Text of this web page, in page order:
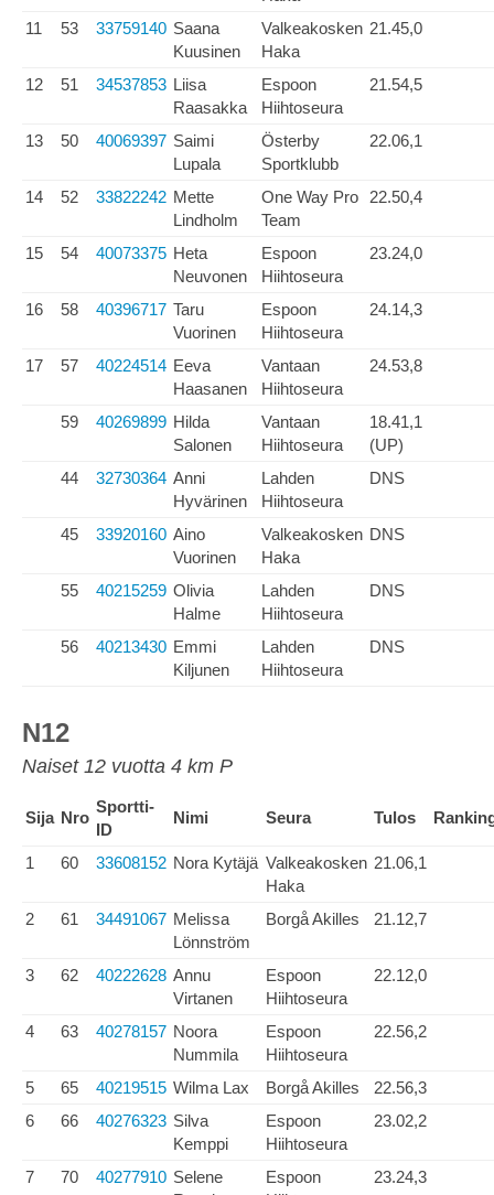
11
53 33759140 Saana
Kuusinen
Valkeakosken
Haka
21.45,0
12 51 34537853 Liisa
Raasakka
Espoon
Hiihtoseura
21.54,5
13 50 40069397 Saimi
Lupala
Österby
Sportklubb
22.06,1
14 52 33822242 Mette
Lindholm
One Way Pro
Team
22.50,4
15 54 40073375 Heta
Neuvonen
Espoon
Hiihtoseura
23.24,0
16 58 40396717 Taru
Vuorinen
Espoon
Hiihtoseura
24.14,3
17 57 40224514 Eeva
Haasanen
Vantaan
Hiihtoseura
24.53,8
59 40269899 Hilda
Salonen
Vantaan
Hiihtoseura
18.41,1
(UP)
44
32730364 Anni
Hyvärinen
Lahden
Hiihtoseura
DNS
45 33920160 Aino
Vuorinen
Valkeakosken
Haka
DNS
55 40215259 Olivia
Halme
Lahden
Hiihtoseura
DNS
56 40213430 Emmi
Kiljunen
Lahden
Hiihtoseura
DNS
N12
Naiset 12 vuotta 4 km P
Sija Nro
Sportti-
ID
Nimi Seura Tulos
1 60 33608152 Nora Kytäjä Valkeakosken
Haka
21.06,1
2 61 34491067 Melissa
Lönnström
Borgå Akilles 21.12,7
3 62 40222628 Annu
Virtanen
Espoon
Hiihtoseura
22.12,0
4 63 40278157 Noora
Nummila
Espoon
Hiihtoseura
22.56,2
5 65 40219515 Wilma Lax Borgå Akilles
22.56,3
6
66 40276323 Silva
Kemppi
Espoon
Hiihtoseura
23.02,2
7 70 40277910 Selene
Espoon
23.24,3